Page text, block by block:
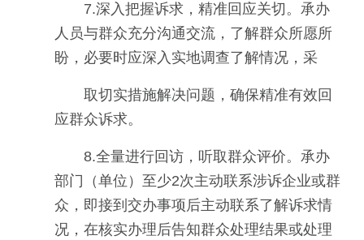
7.深入把握诉求，精准回应关切。承办
人员与群众充分沟通交流，了解群众所愿所
盼，必要时应深入实地调查了解情况，采
取切实措施解决问题，确保精准有效回
应群众诉求。
8.全量进行回访，听取群众评价。承办
部门（单位）至少2次主动联系涉诉企业或群
众，即接到交办事项后主动联系了解诉求情
况，在核实办理后告知群众处理结果或处理